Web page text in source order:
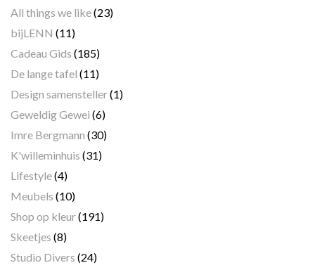
All things we like(23)
bijLENN (11)
Cadeau Gids (185)
De lange tafel (11)
Design samensteller(1)
Geweldig Gewei (6)
Imre Bergmann (30)
K'willeminhuis (31)
Lifestyle(4)
Meubels (10)
Shop op kleur(191)
Skeetjes (8)
Studio Divers (24)